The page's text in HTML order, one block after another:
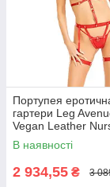
Портупея
гартери Leg
Vegan Leather
Teddy and
В наявності
2 934,55 ₴ 3